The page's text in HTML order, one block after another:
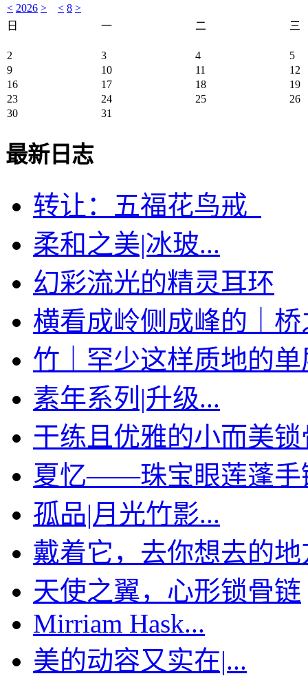
< 2026 > < 8 >
日
一 二 三
2 3 4
5
9
10 11
12
16
17 18
19
23
24 25
26
30
31
最新日志
转让：五福花鸟戒
柔和之美|冰玻...
幻彩流光的精灵耳环
横看成岭侧成峰的｜桥
竹｜罕少这样质地的单
素年系列|升级...
干练且优雅的小而美锁
夏忆——珠宝眼莲蓬手
孤品|月光竹影...
戴着它，去你想去的地
天使之翼，心形锁骨链
Mirriam Hask...
美的动容又实在|...